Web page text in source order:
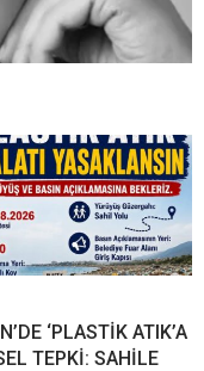
‘PLASTİK ATIK’A
TEPKİ: SAHİLE